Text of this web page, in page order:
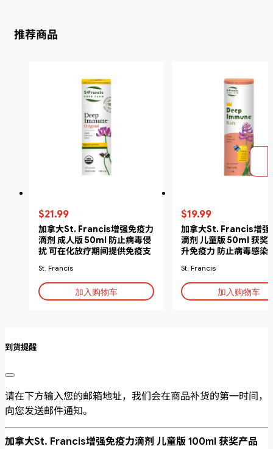
推荐商品
$21.99
加拿大St. Francis增强免疫力
滴剂 成人版 50ml 防止病毒侵
扰 可在化放疗期间提供免疫支
St. Francis
加入购物车
$19.99
加拿大St. Francis增强
滴剂 儿童版 50ml 获奖
升免疫力 防止病毒感染
St. Francis
加入购物车
到货提醒
请在下方输入您的邮箱地址，我们会在商品补货的第一时间，
向您发送邮件通知。
加拿大St. Francis增强免疫力滴剂 儿童版 100ml 获奖产品